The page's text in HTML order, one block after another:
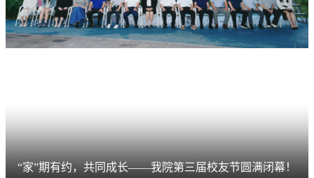
“家”期有约，共同成长——我院第三届校友节圆满闭幕！